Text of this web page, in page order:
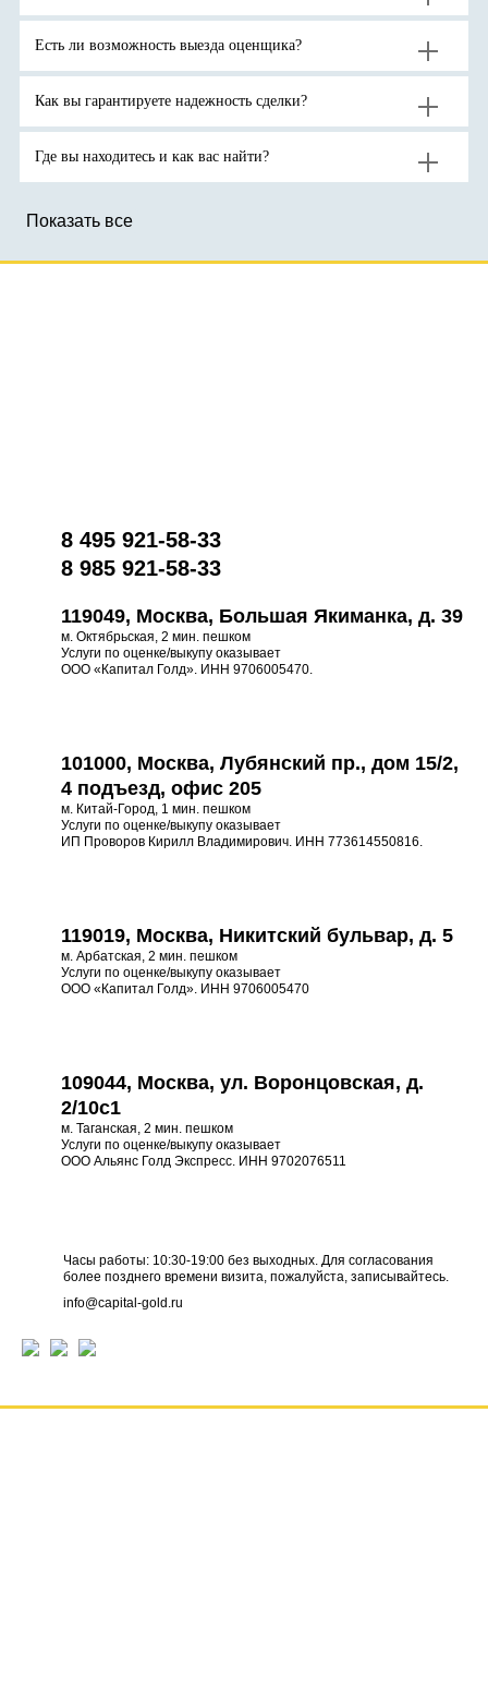
роста
золото
новых
активы-
фоне
неопределенности.
Есть ли возможность выезда оценщика?
Как вы гарантируете надежность сделки?
Где вы находитесь и как вас найти?
Показать все
8 495 921-58-33
8 985 921-58-33
119049, Москва, Большая Якиманка, д. 39
м. Октябрьская, 2 мин. пешком
Услуги по оценке/выкупу оказывает
ООО «Капитал Голд». ИНН 9706005470.
101000, Москва, Лубянский пр., дом 15/2,
4 подъезд, офис 205
м. Китай-Город, 1 мин. пешком
Услуги по оценке/выкупу оказывает
ИП Проворов Кирилл Владимирович. ИНН 773614550816.
119019, Москва, Никитский бульвар, д. 5
м. Арбатская, 2 мин. пешком
Услуги по оценке/выкупу оказывает
ООО «Капитал Голд». ИНН 9706005470
109044, Москва, ул. Воронцовская, д.
2/10с1
м. Таганская, 2 мин. пешком
Услуги по оценке/выкупу оказывает
ООО Альянс Голд Экспресс. ИНН 9702076511
Часы работы: 10:30-19:00 без выходных. Для согласования
более позднего времени визита, пожалуйста, записывайтесь.
info@capital-gold.ru